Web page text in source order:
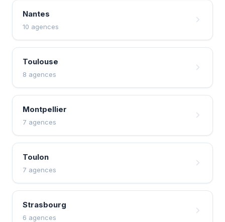
Nantes
10 agences
Toulouse
8 agences
Montpellier
7 agences
Toulon
7 agences
Strasbourg
6 agences